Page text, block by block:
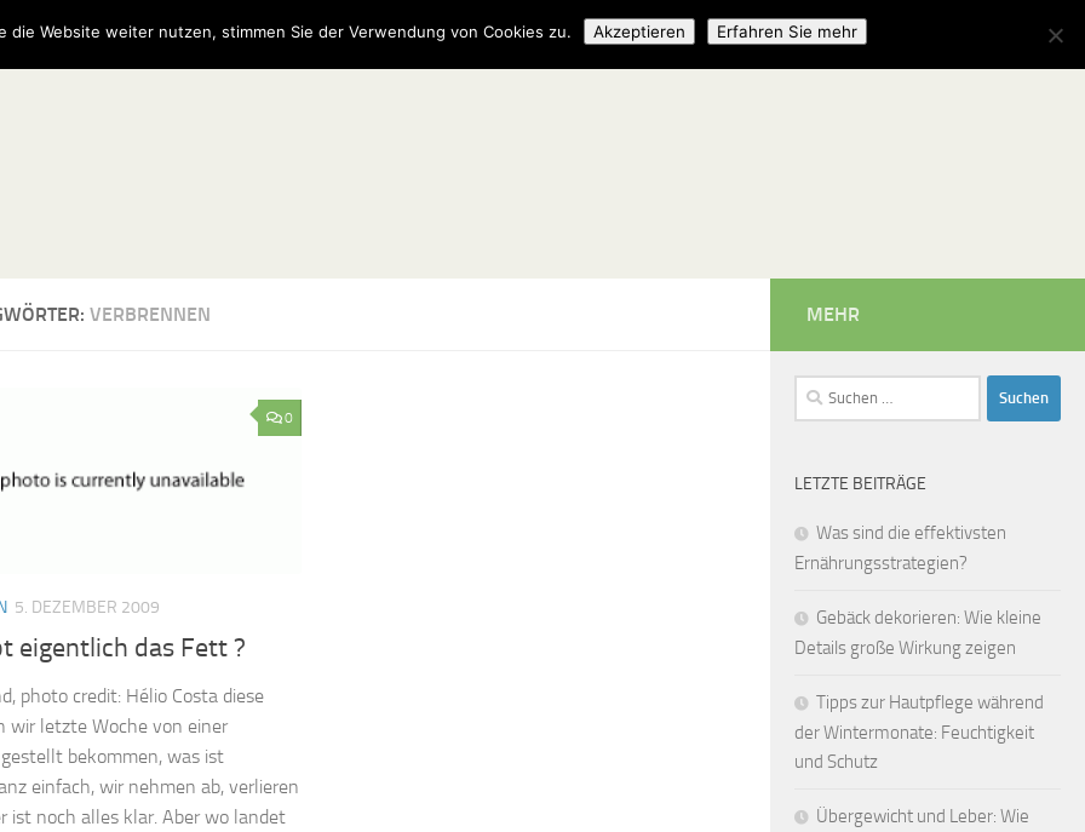
VERBRENNEN
0
5. DEZEMBER 2009
eigentlich das Fett ?
photo credit: Hélio Costa diese
wir letzte Woche von einer
bekommen, was ist
einfach, wir nehmen ab, verlieren
ist noch alles klar. Aber wo landet
MEHR
Suchen
nach:
LETZTE BEITRÄGE
Was sind die effektivsten
Ernährungsstrategien?
Gebäck dekorieren: Wie kleine
Details große Wirkung zeigen
Tipps zur Hautpflege während
der Wintermonate: Feuchtigkeit
und Schutz
Übergewicht und Leber: Wie
die Website weiter nutzen, stimmen Sie der Verwendung von Cookies zu. Akzeptieren Erfahren Sie mehr